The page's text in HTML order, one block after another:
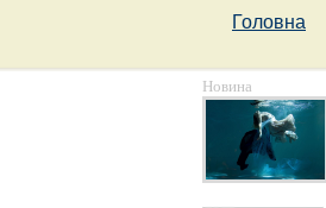
Головна
Новина